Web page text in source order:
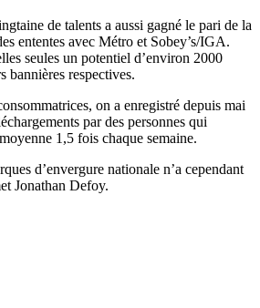
de talents a aussi gagné le pari de la
ententes avec Métro et Sobey’s/IGA.
seules un potentiel d’environ 2000
bannières respectives.
on a enregistré depuis mai
par des personnes qui
1,5 fois chaque semaine.
d’envergure nationale n’a cependant
Jonathan Defoy.